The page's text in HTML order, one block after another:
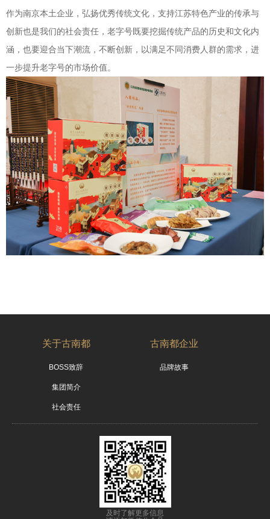
作为南京本土企业，弘扬优秀传统文化，支持江苏特色产业的传承与
创新也是我们的社会责任，老字号既要挖掘传统产品的历史和文化内
涵，也要迎合当下潮流，不断创新，以满足不同消费人群的需求，进
一步提升老字号的市场价值。
关于古南都
BOSS致辞
集团简介
社会责任
古南都企业
品牌故事
及时了解更多信息